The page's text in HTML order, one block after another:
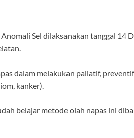
Sel dilaksanakan tanggal 14
dalam melakukan paliatif,
kanker).
belajar metode olah napas ini